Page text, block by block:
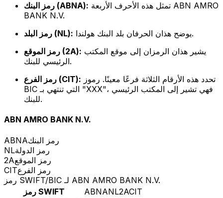
رمز البنك (ABNA):
BANK N.V.
رمز البلد (NL):
يوضح هذان الحرفان بلد البنك هولندا.
رمز الموقع (2A):
الرئيسي للبنك.
رمز الفرع (CIT):
BIC التي تنتهي بـ "XXX"، فهي تشير إلى المكتب الرئيسي
للبنك.
ABN AMRO BANK N.V.
ABNAرمز البنك
NLرمز الدولة
2Aرمز الموقع
CITرمز الفرع
رمز SWIFT/BIC لـ ABN AMRO BANK N.V.
رمز SWIFT
ABNANL2ACIT